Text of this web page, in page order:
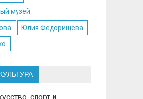
музей
Юлия Федорищева
спорт и